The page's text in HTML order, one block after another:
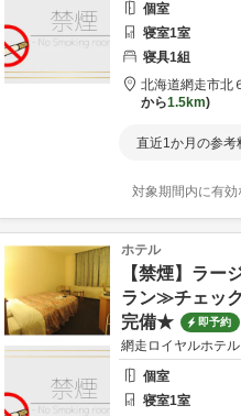
個室
寝室1室
寝具1組
北海道網走市北
から1.5km
直近1か月の参考
対象期間内に有効
ホテル
【禁煙】ラー
ラン≫チェッ
完備★
即予約
網走ロイヤルホテル
個室
寝室1室